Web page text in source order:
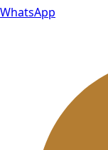
WhatsApp